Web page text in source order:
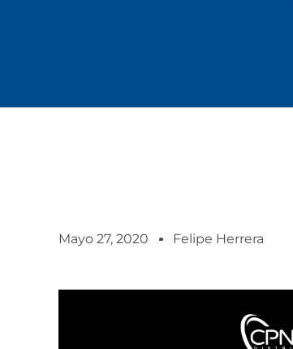
Mayo 27, 2020 Felipe Herrera